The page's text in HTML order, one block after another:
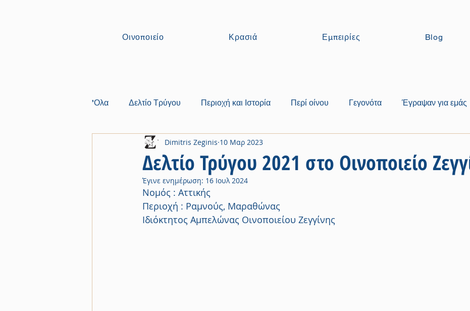
Οινοποιείο Κρασιά Εμπειρίες Blog
'Ολα Δελτίο Τρύγου Περιοχή και Ιστορία Περί οίνου Γεγονότα Έγραψαν για εμάς
Δελτίο Τρύγου 2021 στο Οινοποιείο
Dimitris Zeginis 10 Μαρ 2023
Έγινε ενημέρωση: 16 Ιουλ 2024
Νομός : Αττικής
Περιοχή : Ραμνούς, Μαραθώνας
Ιδιόκτητος Αμπελώνας Οινοποιείου Ζεγγίνης